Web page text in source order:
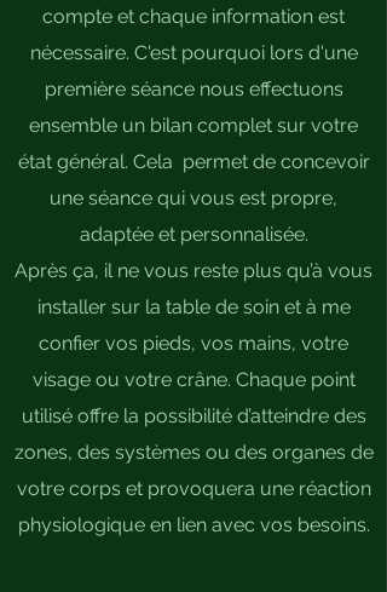
compte et chaque information est
nécessaire. C'est pourquoi lors d'une
première séance nous effectuons
ensemble un bilan complet sur votre
état général. Cela permet de concevoir
une séance qui vous est propre,
adaptée et personnalisée.
Après ça, il ne vous reste plus qu’à vous
installer sur la table de soin et à me
confier vos pieds, vos mains, votre
visage ou votre crâne. Chaque point
utilisé offre la possibilité d’atteindre des
zones, des systèmes ou des organes de
votre corps et provoquera une réaction
physiologique en lien avec vos besoins.